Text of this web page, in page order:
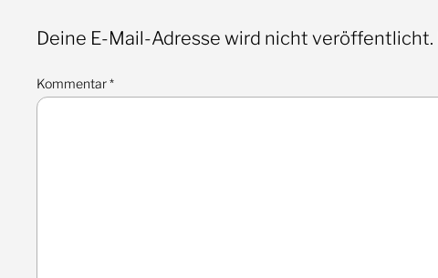
Deine E-Mail-Adresse wird nicht veröffentlicht.
Kommentar*